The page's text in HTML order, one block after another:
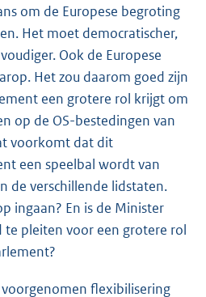
om de Europese begroting
Het moet democratischer,
Ook de Europese
Het zou daarom goed zijn
een grotere rol krijgt om
op de OS-bestedingen van
voorkomt dat dit
een speelbal wordt van
de verschillende lidstaten.
ingaan? En is de Minister
te pleiten voor een grotere rol
flexibilisering